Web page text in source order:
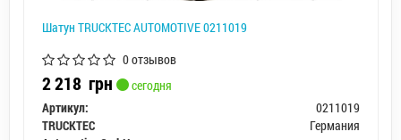
Шатун TRUCKTEC AUTOMOTIVE 0211019
0 отзывов
2 218 грн
сегодня
Артикул:
0211019
TRUCKTEC
Германия